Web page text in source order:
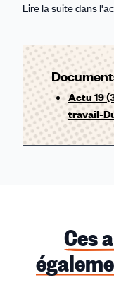
Lire la suite dans
Actu 19
travail-
Ces